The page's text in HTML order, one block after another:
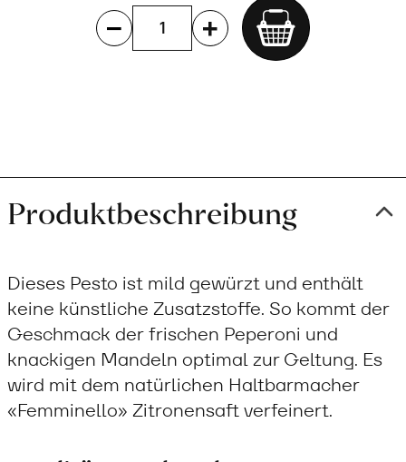
Add
Produktbeschreibung
Dieses Pesto ist mild gewürzt und enthält
keine künstliche Zusatzstoffe. So kommt der
Geschmack der frischen Peperoni und
knackigen Mandeln optimal zur Geltung. Es
wird mit dem natürlichen Haltbarmacher
«Femminello» Zitronensaft verfeinert.